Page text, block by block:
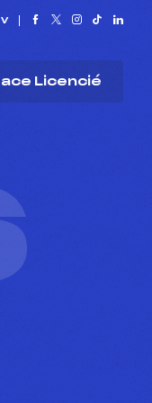
Licencié